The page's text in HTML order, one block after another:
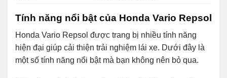
Tính năng nổi bật của Honda Vario Repsol
Honda Vario Repsol được trang bị nhiều tính năng
hiện đại giúp cải thiện trải nghiệm lái xe. Dưới đây là
một số tính năng nổi bật mà bạn không nên bỏ qua.